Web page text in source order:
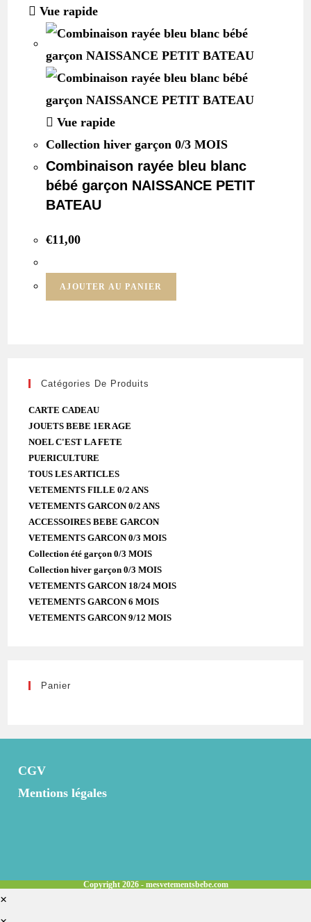
Vue rapide
Vue rapide
Collection hiver garçon 0/3 MOIS
Combinaison rayée bleu blanc
bébé garçon NAISSANCE PETIT
BATEAU
€11,00
AJOUTER AU PANIER
Catégories De Produits
CARTE CADEAU
JOUETS BEBE 1ER AGE
NOEL C'EST LA FETE
PUERICULTURE
TOUS LES ARTICLES
VETEMENTS FILLE 0/2 ANS
VETEMENTS GARCON 0/2 ANS
ACCESSOIRES BEBE GARCON
VETEMENTS GARCON 0/3 MOIS
Collection été garçon 0/3 MOIS
Collection hiver garçon 0/3 MOIS
VETEMENTS GARCON 18/24 MOIS
VETEMENTS GARCON 6 MOIS
VETEMENTS GARCON 9/12 MOIS
Panier
CGV
Mentions légales
Copyright 2026 - mesvetementsbebe.com
×